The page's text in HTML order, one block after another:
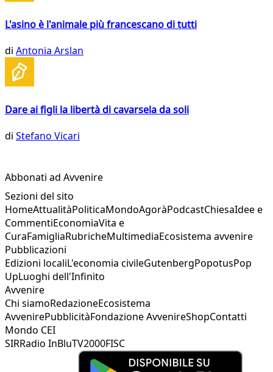
L'asino è l'animale più francescano di tutti
di Antonia Arslan
Dare ai figli la libertà di cavarsela da soli
di Stefano Vicari
Abbonati ad Avvenire
Sezioni del sito
HomeAttualitàPoliticaMondoAgoràPodcastChiesaIdee e
CommentiEconomiaVita e
CuraFamigliaRubricheMultimediaEcosistema avvenire
Pubblicazioni
Edizioni localiL'economia civileGutenbergPopotusPop
UpLuoghi dell'Infinito
Avvenire
Chi siamoRedazioneEcosistema
AvvenirePubblicitàFondazione AvvenireShopContatti
Mondo CEI
SIRRadio InBluTV2000FISC